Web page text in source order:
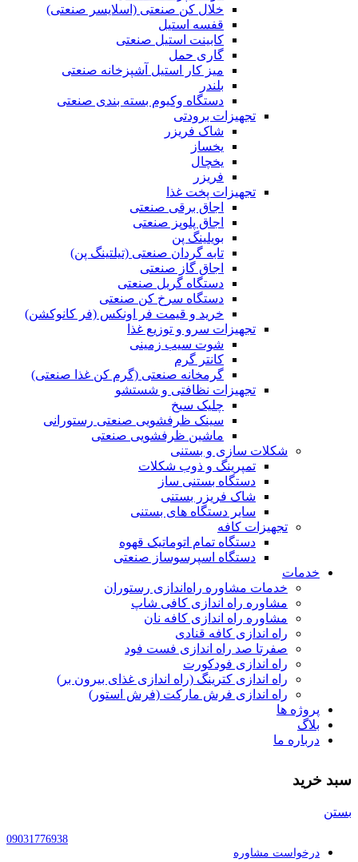
خلال کن صنعتی (اسلایسر صنعتی)
قفسه استیل
کابینت استیل صنعتی
گاری حمل
میز کار استیل آشپزخانه صنعتی
بلندر
دستگاه وکیوم بسته بندی صنعتی
تجهیزات برودتی
شاک فریزر
یخساز
یخچال
فریزر
تجهیزات پخت غذا
اجاق برقی صنعتی
اجاق پلوپز صنعتی
بویلینگ پن
تابه گردان صنعتی (تيلتينگ پن)
اجاق گاز صنعتی
دستگاه گریل صنعتی
دستگاه سرخ کن صنعتی
خرید و قیمت فر اونکس (فر کانوکشن)
تجهیزات سرو و توزیع غذا
شوت سیب زمینی
کانتر گرم
گرمخانه صنعتی (گرم کن غذا صنعتی)
تجهیزات نظافتی و شستشو
چلیک سیخ
سینک ظرفشویی صنعتی رستورانی
ماشین ظرفشویی صنعتی
شکلات سازی و بستنی
تمپرینگ و ذوب شکلات
دستگاه بستنی ساز
شاک فریزر بستنی
سایر دستگاه های بستنی
تجهیزات کافه
دستگاه تمام اتوماتیک قهوه
دستگاە اسپرسوساز صنعتی
خدمات
خدمات مشاوره راه‌اندازی رستوران
مشاوره راه اندازی کافی شاپ
مشاوره راه اندازی کافه نان
راه اندازی کافه قنادی
صفرتا صد راه اندازی فست فود
راه اندازی فودکورت
راه اندازی کترینگ (راه‌ اندازی غذای بیرون بر)
راه اندازی فرش مارکت (فرش استور)
پروژه ها
بلاگ
درباره ما
سبد خرید
بستن
09031776938
درخواست مشاوره